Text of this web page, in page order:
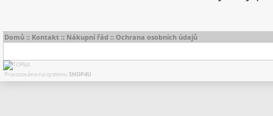
Domů :: Kontakt :: Nákupní řád :: Ochrana osobních údajů
Provozováno na systému SHOP4U